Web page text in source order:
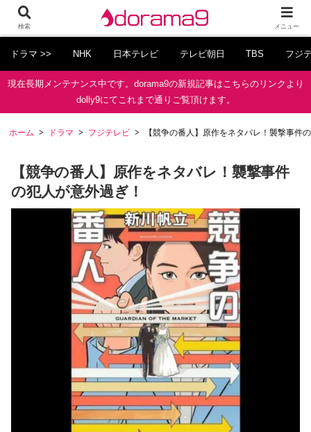
ドラマ >> NHK 日本テレビ テレビ朝日 TBS フジ
現在長期メンテナンス中です。dorama9の新規記事はこちらのリンクより
dolly9にてこれまで通りご覧頂けます。
ホーム ドラマ フジテレビ 【競争の番人】原作をネタバレ！襲撃事件
【競争の番人】原作をネタバレ！襲撃事件
の犯人が意外過ぎ！
検索 メニュー